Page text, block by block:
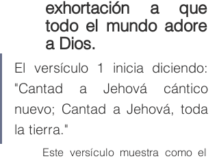
exhortación a que
todo el mundo adore
a Dios.
El versículo 1 inicia diciendo:
"Cantad a Jehová cántico
nuevo; Cantad a Jehová, toda
la tierra."